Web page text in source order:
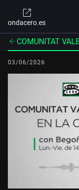
ondacero.es
COMUNITAT
03/06/2026